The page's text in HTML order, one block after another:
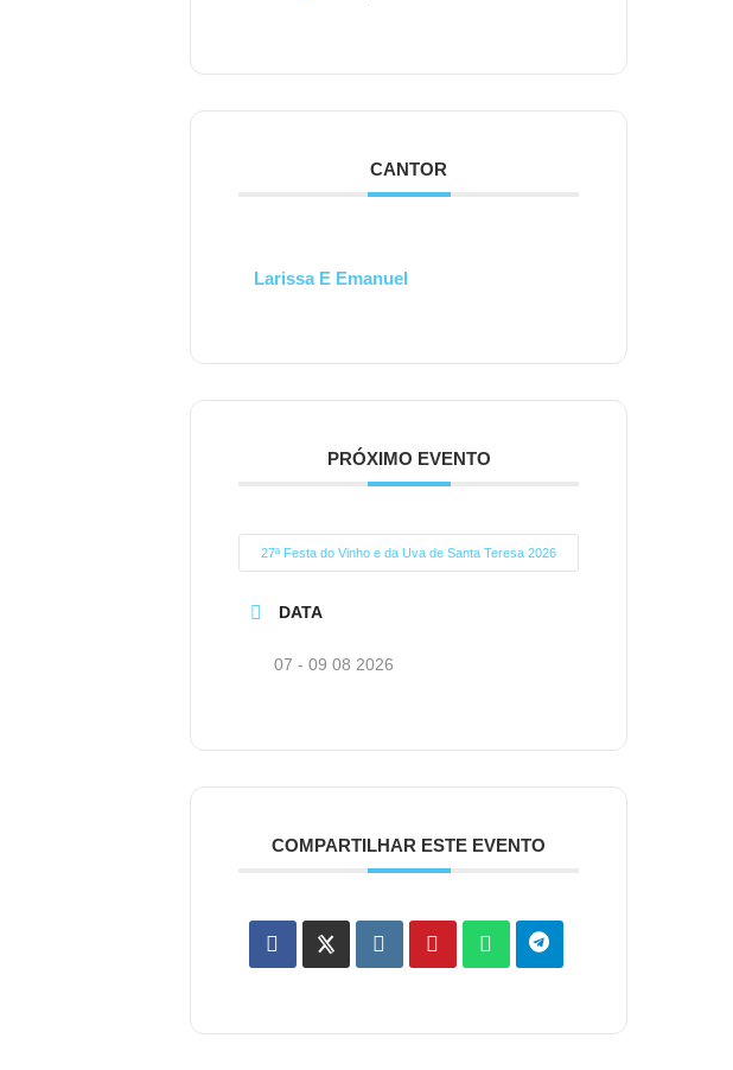
CANTOR
Larissa E Emanuel
PRÓXIMO EVENTO
27ª Festa do Vinho e da Uva de Santa Teresa 2026
DATA
07 - 09 08 2026
COMPARTILHAR ESTE EVENTO